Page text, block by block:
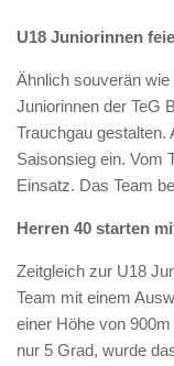
U18 Juniorinnen
Ähnlich souverän
Juniorinnen der TeG
Trauchgau gestalten.
Saisonsieg ein. Vom
Einsatz. Das Team
Herren 40 starten
Zeitgleich zur U18
Team mit einem
einer Höhe von
nur 5 Grad, wurde